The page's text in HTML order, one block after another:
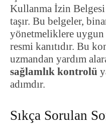
Kullanma İzin
taşır. Bu belgeler,
yönetmeliklere
resmi kanıtıdır. Bu
uzmandan yardım
sağlamlık kontrolü
adımdır.
Sıkça Sorulan